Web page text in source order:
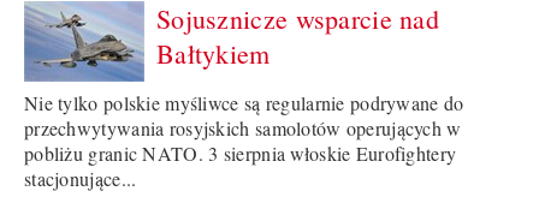
Sojusznicze wsparcie nad
Bałtykiem
Nie tylko polskie myśliwce są regularnie podrywane do
przechwytywania rosyjskich samolotów operujących w
pobliżu granic NATO. 3 sierpnia włoskie Eurofightery
stacjonujące...